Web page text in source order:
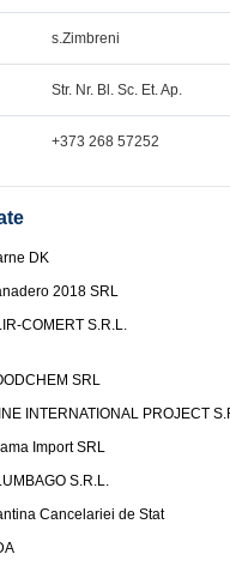
s.Zimbreni
Str. Nr. Bl. Sc. Et. Ap.
+373 268 57252
DK
2018 SRL
COMERT S.R.L.
SRL
INTERNATIONAL PROJECT
Import SRL
S.R.L.
Cancelariei de Stat